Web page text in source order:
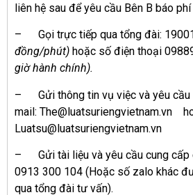
liên hệ sau để yêu cầu Bên B báo
– Gọi trực tiếp qua tổng đài:
đồng/phút) hoặc số điện thoại
giờ hành chính).
– Gửi thông tin vụ việc và yêu cầu
mail: The@luatsuriengvietnam.vn
Luatsu@luatsuriengvietnam.vn
– Gửi tài liệu và yêu cầu cung cấp
0913 300 104 (Hoặc số zalo khác
qua tổng đài tư vấn).